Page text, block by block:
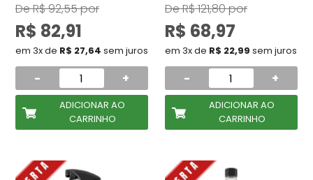
DeR$ 92,55por
R$ 82,91
em 3x de R$ 27,64 sem juros
- +
ADICIONAR AO
CARRINHO
DeR$ 121,80por
R$ 68,97
em 3x de R$ 22,99 sem juros
- +
ADICIONAR AO
CARRINHO